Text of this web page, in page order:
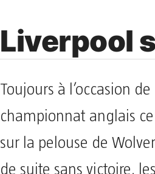
Liverpool
Toujours à l’occasion
championnat anglais
sur la pelouse de
de suite sans victoire,